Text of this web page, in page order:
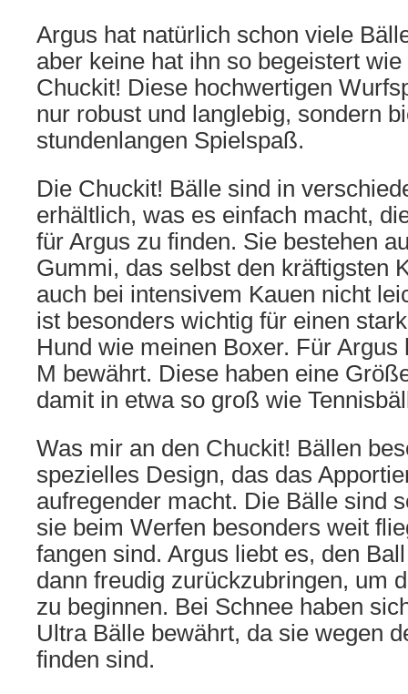
Argus hat natürlich schon viele
aber keine hat ihn so begeistert
Chuckit! Diese hochwertigen
nur robust und langlebig, sondern
stundenlangen Spielspaß.
Die Chuckit! Bälle sind in
erhältlich, was es einfach macht,
für Argus zu finden. Sie bestehen
Gummi, das selbst den kräftigsten
auch bei intensivem Kauen nicht
ist besonders wichtig für einen
Hund wie meinen Boxer. Für
M bewährt. Diese haben eine
damit in etwa so groß wie
Was mir an den Chuckit! Bällen
spezielles Design, das das
aufregender macht. Die Bälle sind
sie beim Werfen besonders weit
fangen sind. Argus liebt es, den
dann freudig zurückzubringen, um
zu beginnen. Bei Schnee haben
Ultra Bälle bewährt, da sie wegen
finden sind.